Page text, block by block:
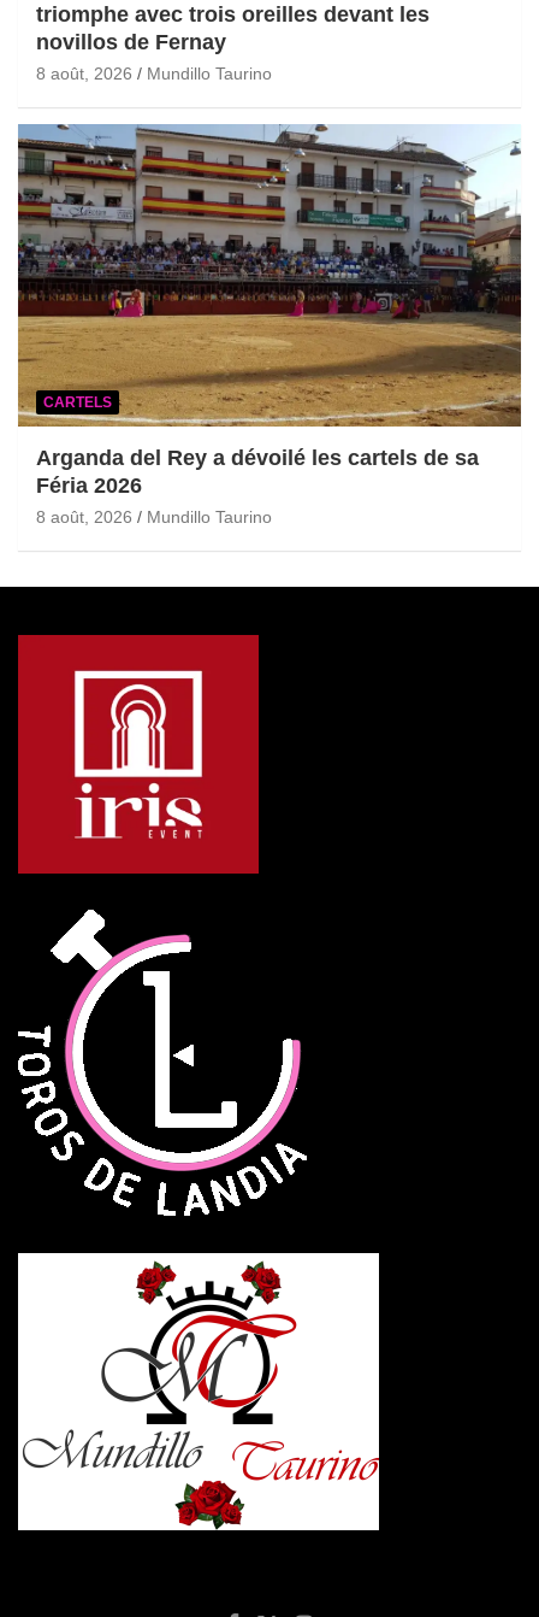
triomphe avec trois oreilles devant les
novillos de Fernay
8 août, 2026 Mundillo Taurino
CARTELS
Arganda del Rey a dévoilé les cartels de sa
Féria 2026
8 août, 2026 Mundillo Taurino